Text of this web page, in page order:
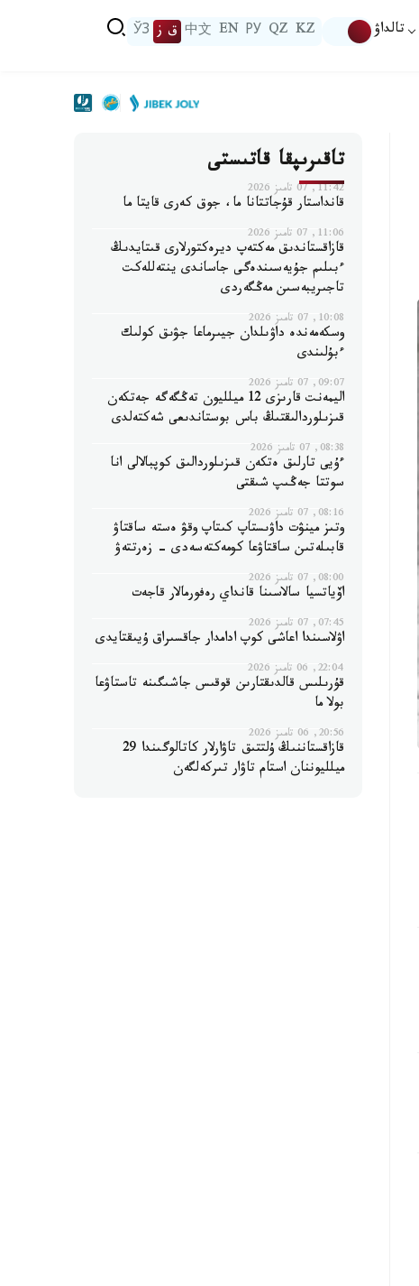
تالداۋ KZ
QZ
РУ
EN
中文 ق ز ЎЗ
تاقىرىپقا قاتىستى
11:42, 07 تامىز 2026
قانداستار قۇجاتتانا ما، جوق كەرى قايتا ما
11:06, 07 تامىز 2026
قازاقستاندىق مەكتەپ ديرەكتورلارى قىتايدىڭ
ءبىلىم جۇيەسىندەگى جاساندى ينتەللەكت
تاجىريبەسىن مەڭگەردى
10:08, 07 تامىز 2026
وسكەمەندە داۋىلدان جيىرماعا جۋىق كولىك
ءبۇلىندى
09:07, 07 تامىز 2026
اليمەنت قارىزى 12 ميلليون تەڭگەگە جەتكەن
قىزىلوردالىقتىڭ باس بوستاندىعى شەكتەلدى
08:38, 07 تامىز 2026
ءۇيى تارلىق ەتكەن قىزىلوردالىق كوپبالالى انا
سوتتا جەڭىپ شىقتى
08:16, 07 تامىز 2026
وتىز مينۋت داۋىستاپ كىتاپ وقۋ ەستە ساقتاۋ
قابىلەتىن ساقتاۋعا كومەكتەسەدى - زەرتتەۋ
08:00, 07 تامىز 2026
اۆياتسيا سالاسىنا قانداي رەفورمالار قاجەت
07:45, 07 تامىز 2026
اۋلاسىندا اعاشى كوپ ادامدار جاقسىراق ۇيىقتايدى
22:04, 06 تامىز 2026
قۇرىلىس قالدىقتارىن قوقىس جاشىگىنە تاستاۋعا
بولا ما
20:56, 06 تامىز 2026
قازاقستاننىڭ ۇلتتىق تاۋارلار كاتالوگىندا 29
ميلليوننان استام تاۋار تىركەلگەن